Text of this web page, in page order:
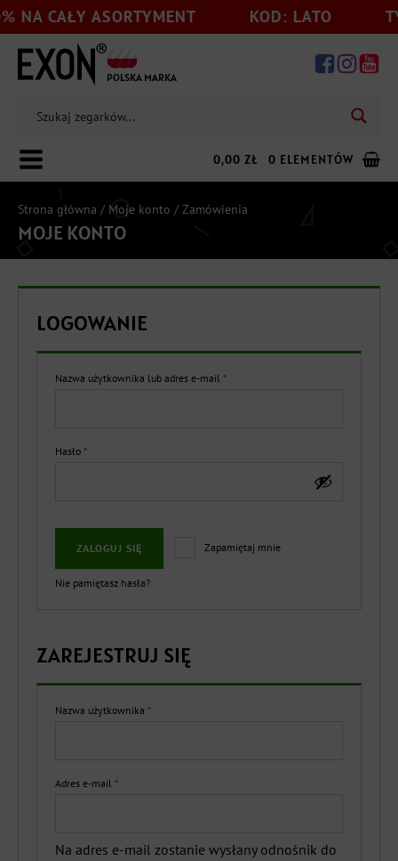
NA CAŁY ASORTYMENT KOD: LATO
POLSKA MARKA
0,00 ZŁ 0 ELEMENTÓW
Strona główna / Moje konto / Zamówienia
MOJE KONTO
LOGOWANIE
Nazwa użytkownika lub adres e-mail *Wymagane
Hasło *Wymagane
Zapamiętaj mnie
ZALOGUJ SIĘ
Nie pamiętasz hasła?
ZAREJESTRUJ SIĘ
Nazwa użytkownika *
Adres e-mail *Wymagane
Na adres e-mail zostanie wysłany odnośnik do